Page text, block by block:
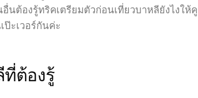
นต้องรู้ทริคเตรียมตัวก่อนเที่ยวบาหลียังไงให้
ะเวอร์กันค่ะ
ที่ต้องรู้